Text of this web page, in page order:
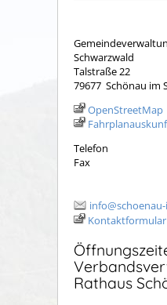
Schwarzwald
Talstraße 22
79677 Schönau im
OpenStreetMap
Telefon
Fax
Kontaktformular
Rathaus